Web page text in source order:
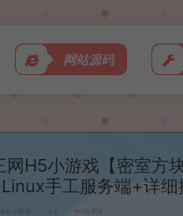
网站源码
网H5小游戏【密室方
手工服务端+详细
机小游戏 0 10,309